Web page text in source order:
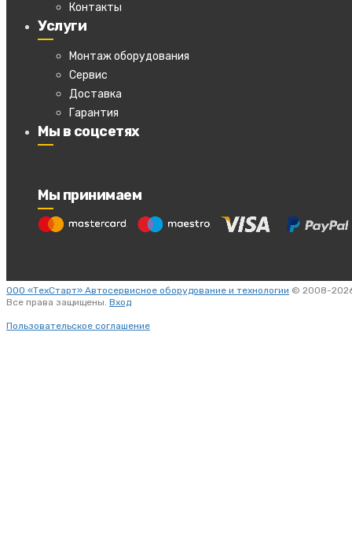
Контакты
Услуги
Монтаж оборудования
Сервис
Доставка
Гарантия
Мы в соцсетях
Мы принимаем
ООО «ТехСтарт» Автосервисное оборудование и технологии © 2008-
Все права защищены. Вход
Пользовательское соглашение